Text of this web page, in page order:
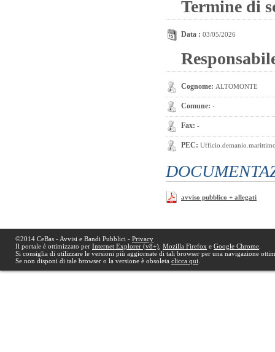
Termine di
Data : 03/05/2026
Cognome: ALTOMONTE
Comune: -
Fax: -
PEC:
avviso pubblico + allegati
©2014 CeBas - Avvisi e Bandi Pubblici - Privacy
Il portale è ottimizzato per Internet Explorer (v8+) Mozilla Firefox e Google Chrome
Si consiglia di utilizzare le versioni più aggiornate di tali browser per una navigazione
Se non disponi di tale browser o la versione è obsoleta clicca qui